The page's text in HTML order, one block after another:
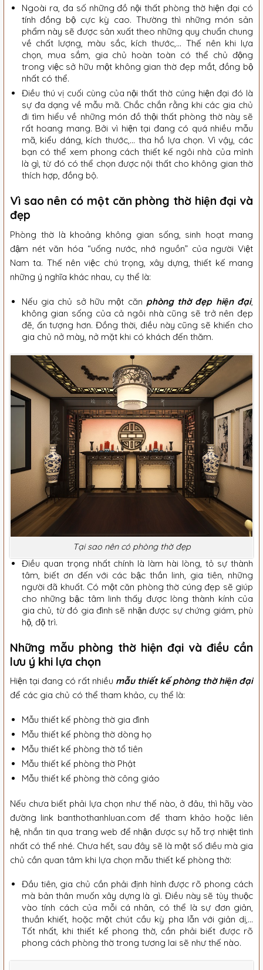
Ngoài ra, đa số những đồ nội thất phòng thờ hiện đại có
tính đồng bộ cực kỳ cao. Thường thì những món sản
phẩm này sẽ được sản xuất theo những quy chuẩn chung
về chất lượng, màu sắc, kích thước,… Thế nên khi lựa
chọn, mua sắm, gia chủ hoàn toàn có thể chủ động
trong việc sở hữu một không gian thờ đẹp mắt, đồng bộ
nhất có thể.
Điều thú vị cuối cùng của nội thất thờ cúng hiện đại đó là
sự đa dạng về mẫu mã. Chắc chắn rằng khi các gia chủ
đi tìm hiểu về những món đồ thội thất phòng thờ này sẽ
rất hoang mang. Bởi vì hiện tại đang có quá nhiều mẫu
mã, kiểu dáng, kích thước,… tha hồ lựa chọn. Vì vậy, các
bạn có thể xem phong cách thiết kế ngôi nhà của mình
là gì, từ đó có thể chọn được nội thất cho không gian thờ
thích hợp, đồng bộ.
Vì sao nên có một căn phòng thờ hiện đại và
đẹp
Phòng thờ là khoảng không gian sống, sinh hoạt mang
đậm nét văn hóa “uống nước, nhớ nguồn” của người Việt
Nam ta. Thế nên việc chú trọng, xây dựng, thiết kế mang
những ý nghĩa khác nhau, cụ thể là:
Nếu gia chủ sở hữu một căn phòng thờ đẹp hiện đại,
không gian sống của cả ngôi nhà cũng sẽ trở nên đẹp
đẽ, ấn tượng hơn. Đồng thời, điều này cũng sẽ khiến cho
gia chủ nở mày, nở mặt khi có khách đến thăm.
Tại sao nên có phòng thờ đẹp
Điều quan trọng nhất chính là làm hài lòng, tỏ sự thành
tâm, biết ơn đến với các bậc thần linh, gia tiên, những
người đã khuất. Có một căn phòng thờ cúng đẹp sẽ giúp
cho những bậc tâm linh thấy được lòng thành kính của
gia chủ, từ đó gia đình sẽ nhận được sự chứng giám, phù
hộ, độ trì.
Những mẫu phòng thờ hiện đại và điều cần
lưu ý khi lựa chọn
Hiện tại đang có rất nhiều mẫu thiết kế phòng thờ hiện đại
để các gia chủ có thể tham khảo, cụ thể là:
Mẫu thiết kế phòng thờ gia đình
Mẫu thiết kế phòng thờ dòng họ
Mẫu thiết kế phòng thờ tổ tiên
Mẫu thiết kế phòng thờ Phật
Mẫu thiết kế phòng thờ công giáo
Nếu chưa biết phải lựa chọn như thế nào, ở đâu, thì hãy vào
đường link banthothanhluan.com để tham khảo hoặc liên
hệ, nhắn tin qua trang web để nhận được sự hỗ trợ nhiệt tình
nhất có thể nhé. Chưa hết, sau đây sẽ là một số điều mà gia
chủ cần quan tâm khi lựa chọn mẫu thiết kế phòng thờ:
Đầu tiên, gia chủ cần phải định hình được rõ phong cách
mà bản thân muốn xây dựng là gì. Điều này sẽ tùy thuộc
vào tính cách của mỗi cá nhân, có thể là sự đơn giản,
thuần khiết, hoặc một chút cầu kỳ pha lẫn với giản dị,…
Tốt nhất, khi thiết kế phong thờ, cần phải biết được rõ
phong cách phòng thờ trong tương lai sẽ như thế nào.